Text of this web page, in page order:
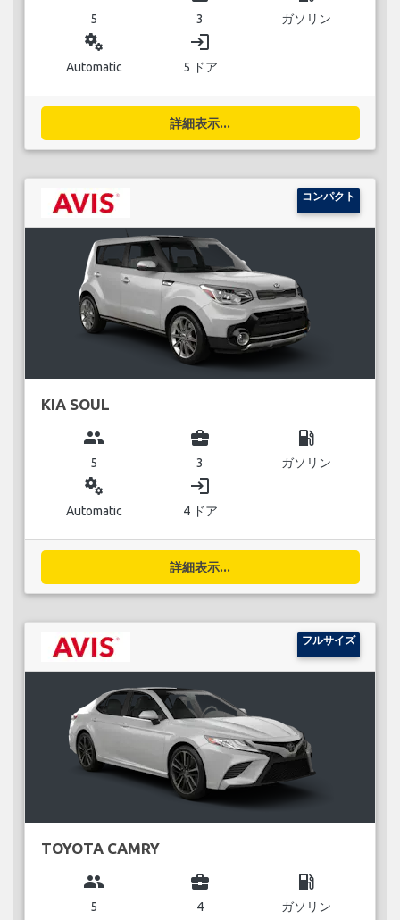
5 3 ガソリン
miscellaneous_services
Automatic
login
5 ドア
詳細表示...
コンパクト
KIA SOUL
group
5
business_center
3
local_gas_station
ガソリン
miscellaneous_services
Automatic
login
4 ドア
詳細表示...
フルサイズ
TOYOTA CAMRY
group
5
business_center
4
local_gas_station
ガソリン